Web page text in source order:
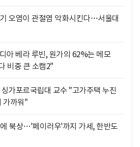
오염이 관절염 악화시킨다…서울대
아 베라 루빈, 원가의 62%는 메모
비중 큰 소캠2"
가포르국립대 교수 "고가주택 누진
가까워"
북상…'페이러우'까지 가세, 한반도